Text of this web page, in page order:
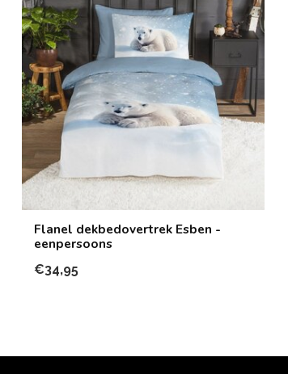
Flanel dekbedovertrek Esben -
eenpersoons
€34,95